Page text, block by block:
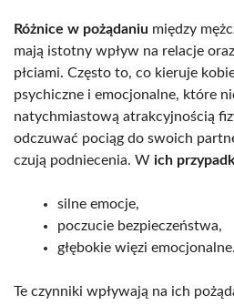
Różnice w pożądaniu między
mają istotny wpływ na relacje
płciami. Często to, co kieruje
psychiczne i emocjonalne, które
natychmiastową atrakcyjnością
odczuwać pociąg do swoich
czują podniecenia. W ich
silne emocje,
poczucie bezpieczeństwa,
głębokie więzi emocjonalne.
Te czynniki wpływają na ich